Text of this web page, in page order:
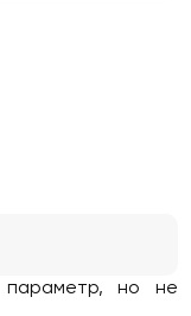
но не